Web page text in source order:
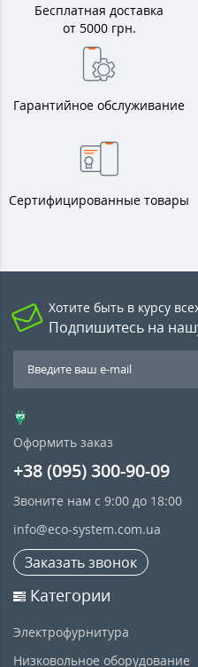
Бесплатная доставка
от 5000 грн.
Гарантийное обслуживание
Сертифицированные товары
Хотите быть в курсу
Подпишитесь на
Оформить заказ
+38 (095) 300-90-09
Звоните нам с 9:00 до 18:00
info@eco-system.com.ua
Заказать звонок
Категории
Электрофурнитура
Низковольное оборудование